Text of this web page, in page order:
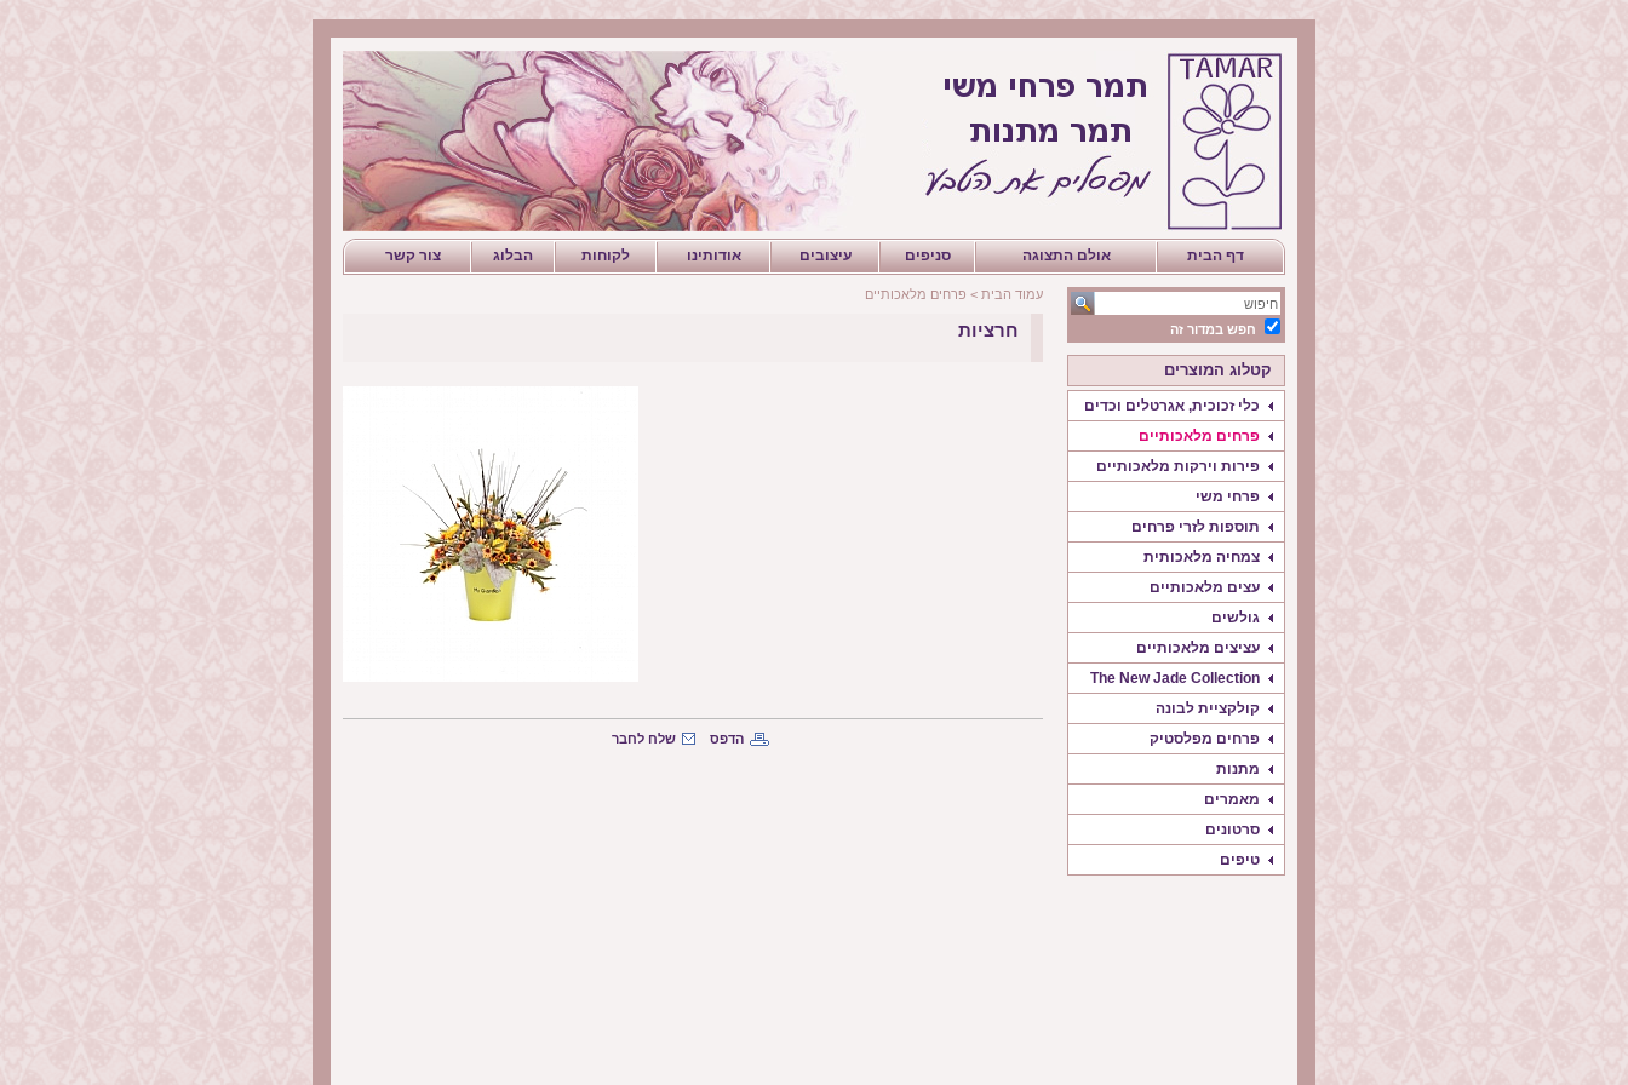
דף הבית אולם התצוגה סניפים עיצובים אודותינו לקוחות הבלוג צור קשר
חפש במדור זה
קטלוג המוצרים
כלי זכוכית, אגרטלים וכדים
פרחים מלאכותיים
פירות וירקות מלאכותיים
פרחי משי
תוספות לזרי פרחים
צמחיה מלאכותית
עצים מלאכותיים
גולשים
עציצים מלאכותיים
The New Jade Collection
קולקציית לבונה
פרחים מפלסטיק
מתנות
מאמרים
סרטונים
טיפים
עמוד הבית > פרחים מלאכותיים
חרציות
הדפס שלח לחבר